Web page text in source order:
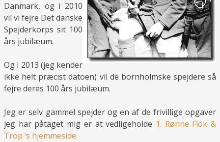
Danmark, og i 2010
vil vi fejre Det danske
Spejderkorps sit 100
års jubilæum.
Og i 2013 (jeg kender
ikke helt præcist datoen) vil de bornholmske spejdere så
fejre deres 100 års jubilæum.
Jeg er selv gammel spejder og en af de frivillige opgaver
jeg har påtaget mig er at vedligeholde 1. Rønne Flok &
Trop ‘s hjemmeside.